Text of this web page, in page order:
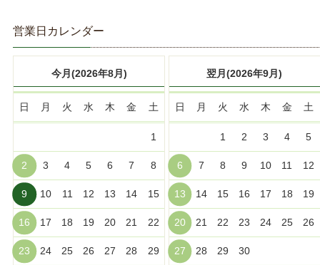
営業日カレンダー
今月(2026年8月)
日 月 火 水 木 金 土
1
2 3 4 5 6 7 8
9 10 11 12 13 14 15
16 17 18 19 20 21 22
23 24 25 26 27 28 29
翌月(2026年9月)
日 月 火 水 木 金 土
1 2 3 4 5
6 7 8 9 10 11 12
13 14 15 16 17 18 19
20 21 22 23 24 25 26
27 28 29 30